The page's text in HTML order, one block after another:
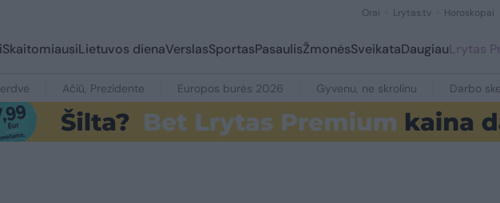
Orai Lrytas.tv Horoskopai
SkaitomiausiLietuvos dienaVerslasSportasPasaulisŽmonėsSveikataDaugiauLrytas
Ačiū, Prezidente Europos burės 2026 Gyvenu, ne skrolinu Darbo